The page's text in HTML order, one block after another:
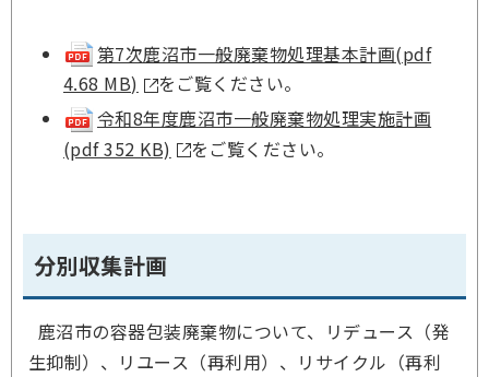
第7次鹿沼市一般廃棄物処理基本計画(pdf
4.68 MB)
をご覧ください。
令和8年度鹿沼市一般廃棄物処理実施計画
(pdf 352 KB)
をご覧ください。
分別収集計画
鹿沼市の容器包装廃棄物について、リデュース（発
生抑制）、リユース（再利用）、リサイクル（再利